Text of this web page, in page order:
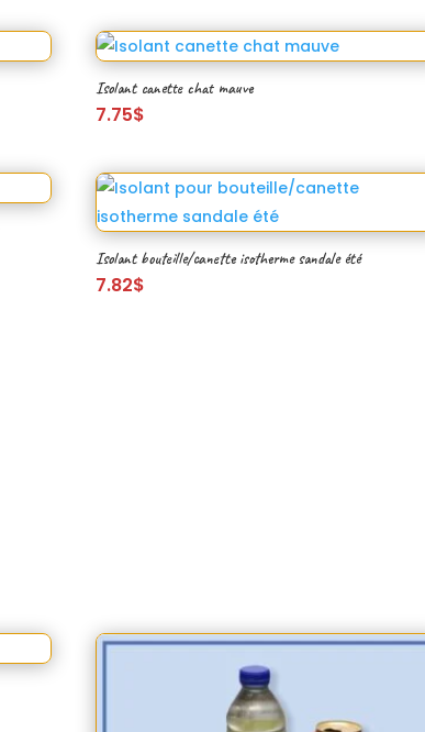
Isolant canette chat mauve
7.75$
Isolant bouteille/canette isotherme sandale été
7.82$